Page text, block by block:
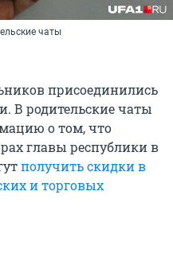
чаты
присоединились
В родительские чаты
о том, что
главы республики в
получить скидки в
и торговых